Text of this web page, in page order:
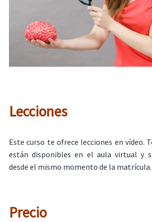
Lecciones
Este curso te ofrece lecciones en vídeo.
están disponibles en el aula virtual y
desde el mismo momento de la matrícula.
Precio